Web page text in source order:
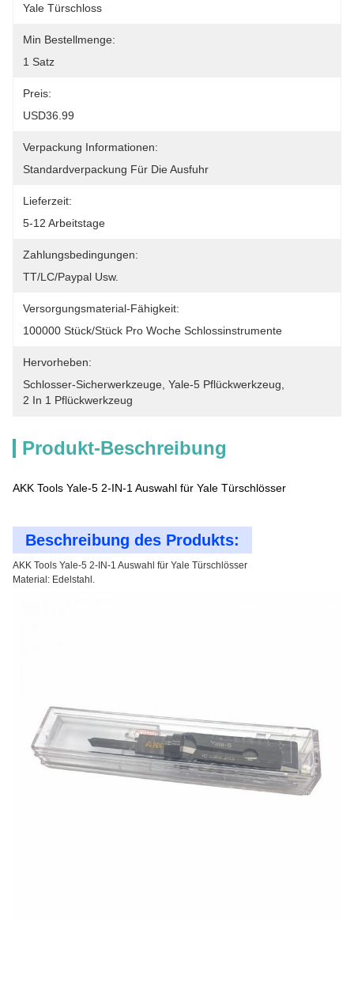
Yale Türschloss
Min Bestellmenge:
1 Satz
Preis:
USD36.99
Verpackung Informationen:
Standardverpackung Für Die Ausfuhr
Lieferzeit:
5-12 Arbeitstage
Zahlungsbedingungen:
TT/LC/paypal Usw.
Versorgungsmaterial-Fähigkeit:
100000 Stück/Stück Pro Woche Schlossinstrumente
Hervorheben:
Schlosser-Sicherwerkzeuge Yale-5 Pflückwerkzeug
2 In 1 Pflückwerkzeug
Produkt-Beschreibung
AKK Tools Yale-5 2-IN-1 Auswahl für Yale Türschlösser
Beschreibung des Produkts:
AKK Tools Yale-5 2-IN-1 Auswahl für Yale Türschlösser
Material: Edelstahl.